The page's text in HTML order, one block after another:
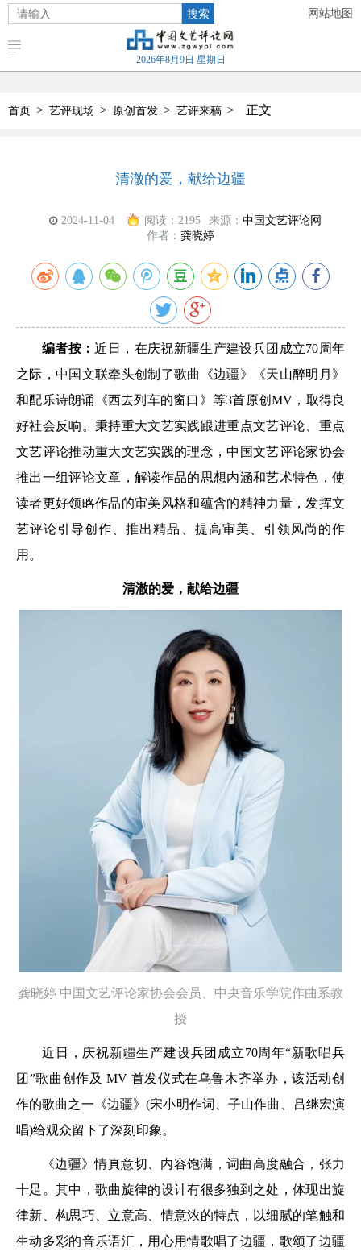
搜索 网站地图
2026年8月9日 星期日
首页 > 艺评现场 > 原创首发 > 艺评来稿 > 正文
清澈的爱，献给边疆
2024-11-04 阅读： 2195 来源： 中国文艺评论网
作者： 龚晓婷
编者按：近日，在庆祝新疆生产建设兵团成立70周年
之际，中国文联牵头创制了歌曲《边疆》《天山醉明月》
和配乐诗朗诵《西去列车的窗口》等3首原创MV，取得良
好社会反响。秉持重大文艺实践跟进重点文艺评论、重点
文艺评论推动重大文艺实践的理念，中国文艺评论家协会
推出一组评论文章，解读作品的思想内涵和艺术特色，使
读者更好领略作品的审美风格和蕴含的精神力量，发挥文
艺评论引导创作、推出精品、提高审美、引领风尚的作
用。
清澈的爱，献给边疆
龚晓婷 中国文艺评论家协会会员、中央音乐学院作曲系教
授
近日，庆祝新疆生产建设兵团成立70周年“新歌唱兵
团”歌曲创作及 MV 首发仪式在乌鲁木齐举办，该活动创
作的歌曲之一《边疆》(宋小明作词、子山作曲、吕继宏演
唱)给观众留下了深刻印象。
《边疆》情真意切、内容饱满，词曲高度融合，张力
十足。其中，歌曲旋律的设计有很多独到之处，体现出旋
律新、构思巧、立意高、情意浓的特点，以细腻的笔触和
生动多彩的音乐语汇，用心用情歌唱了边疆，歌颂了边疆